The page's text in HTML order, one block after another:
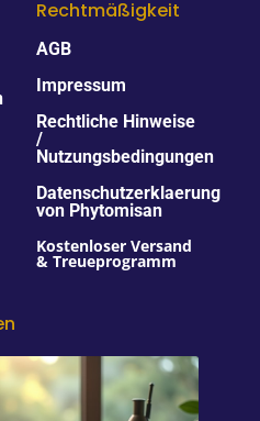
Rechtmäßigkeit
AGB
Impressum
Rechtliche Hinweise
/
Nutzungsbedingungen
Datenschutzerklaerung
von Phytomisan
Kostenloser Versand
& Treueprogramm